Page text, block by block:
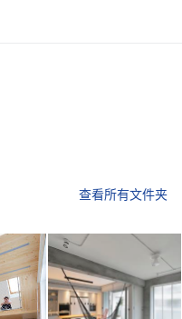
查看所有文件夹